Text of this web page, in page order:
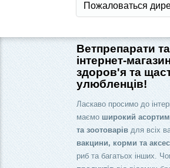
Пожаловаться
Ветпрепарати
інтернет-
здоров'я та
улюбленців!
Ласкаво просимо до
маємоширокий
та зоотоварів для всіх
вакцини, корми та
риб та багатьох інших.